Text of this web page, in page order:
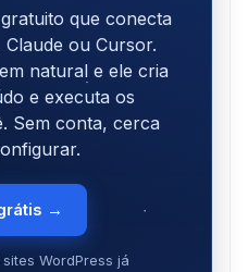
que conecta
Claude ou Cursor.
natural e ele cria
e executa os
Sem conta, cerca
→
WordPress já